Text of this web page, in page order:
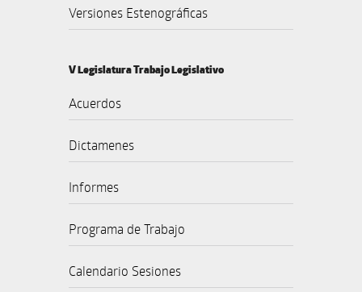
Versiones Estenográficas
V Legislatura Trabajo Legislativo
Acuerdos
Dictamenes
Informes
Programa de Trabajo
Calendario Sesiones